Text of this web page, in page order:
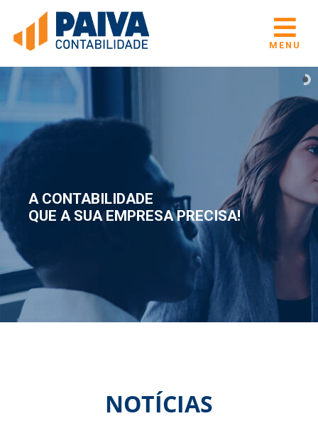
MENU
A CONTABILIDADE
QUE A SUA EMPRESA PRECISA!
NOTÍCIAS